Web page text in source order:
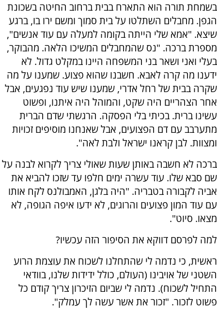
בשמחת תורה הוא התארח בבית ברחוב החיטה בשכונת
הגפן. מחבלים השתלטו על בית סמוך ומשם ירו בו, ברגע
שיצא. "אמא שלי הייתה בקומה למעלה עם עוד אנשים",
מספרת ברכה. "נס שהמחבלים המשיכו הלאה. מהבוקר,
בעלי ואני ושאר בני המשפחה היינו במקלט גדול. לא
ידענו מה קרה לאבא. חשבנו שהוא פצוע. שמענו על מה
שקרה בבית של רחל אדרי, שמענו שיש עוד נפגעים, אבל
אחר הצהריים היה שקט, והמוהל היה איתנו, ופשוט
עשינו ברית. בכיתי בלי הפסקה. הרגשתי שדם הברית
מתערבב עם דם הפצועים, אבל שאנחנו מוסיפים זכויות
ומצוות. לבן קראנו ישראל ולבת לאה".
ברכה לא חשבה באותן שעות שאולי צריך לקרוא לבנה על
שם סבא שלו. עוד עשרה ימים חלפו עד שזכו להביא את
אביה לקבורה בטבריה. "היה בלגן, האמבולנס לקח אותו
עם עוד המון פצועים והרוגים, לא ידעו איפה הגופה, לא
מצאו. סיוט".
למה לפרסם דווקא את הסיפור הזה עכשיו?
ראשית, כי נדמה לי שהתחלנו לשכוח את עוצמת הרוע
השטני של אויבינו (העולם, כולל ידידות שלנו, בוודאי
התחיל לשכוח). נדמה לי שביום הזיכרון צריך קודם כל
פשוט לזכור. "זכור את אשר עשה לך עמלק".